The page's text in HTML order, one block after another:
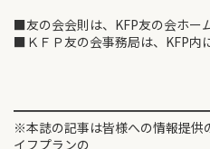
■友の会会則は、KFP友の会ホー
■ＫＦＰ友の会事務局は、KFP内
※本誌の記事は皆様への情報提供
イフプランの